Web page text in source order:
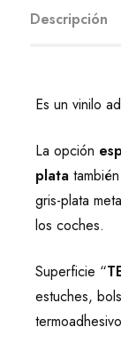
Descripción
Es un vinilo
La opción
plata
gris-plata
los coches.
Superficie “
estuches,